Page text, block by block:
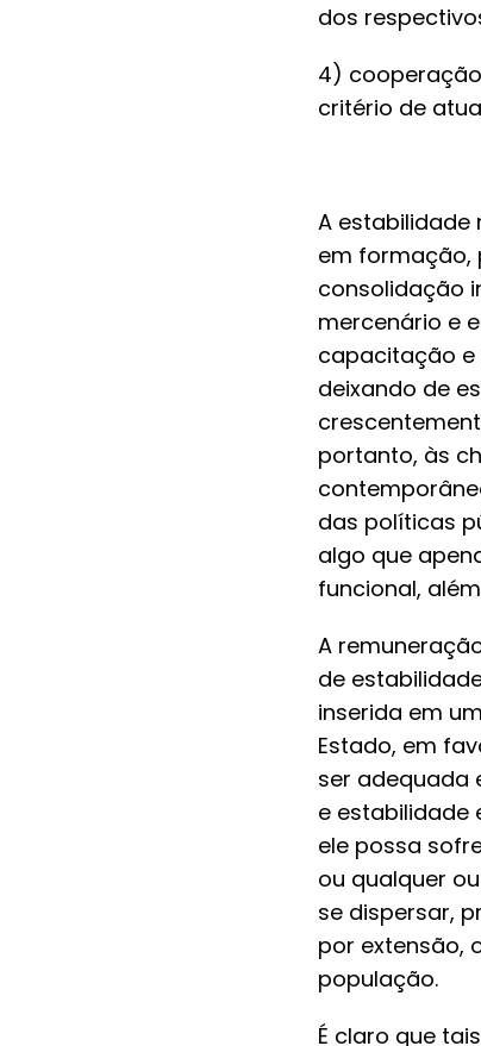
dos
4)
critério de
A estabilidade
em formação,
consolidação
mercenário e
capacitação e
deixando de
portanto, às
das políticas
algo que
funcional,
A
de
inserida em
Estado, em
ser adequada
e estabilidade
ele possa
ou qualquer
se dispersar,
por extensão,
população.
É claro que